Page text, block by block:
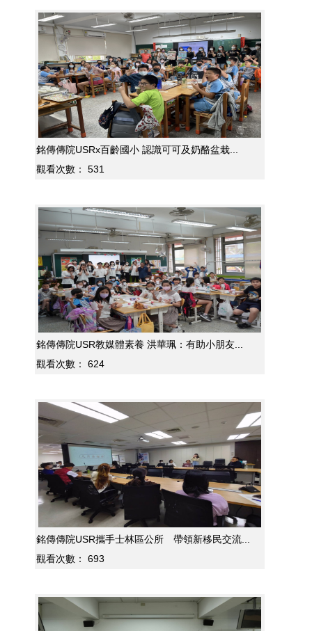
銘傳傳院USRx百齡國小 認識可可及奶酪盆栽...
觀看次數：
531
銘傳傳院USR教媒體素養 洪華珮：有助小朋友...
觀看次數：
624
銘傳傳院USR攜手士林區公所 帶領新移民交流...
觀看次數：
693